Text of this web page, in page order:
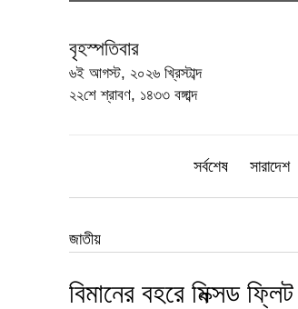
বৃহস্পতিবার
৬ই আগস্ট, ২০২৬ খ্রিস্টাব্দ
২২শে শ্রাবণ, ১৪৩৩ বঙ্গাব্দ
সর্বশেষ সারাদেশ
জাতীয়
বিমানের বহরে মিক্সড